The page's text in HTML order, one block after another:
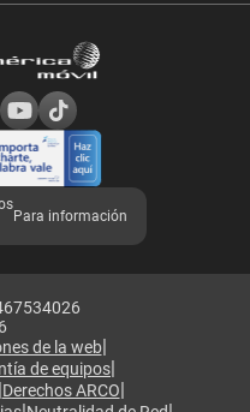
Para información
de la web|
de equipos|
|Derechos ARCO|